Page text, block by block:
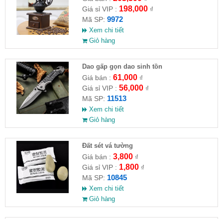
Giá sỉ VIP : 198,000₫
Mã SP: 9972
Xem chi tiết
Giỏ hàng
Dao gấp gọn dao sinh tồn
Giá bán : 61,000₫
Giá sỉ VIP : 56,000₫
Mã SP: 11513
Xem chi tiết
Giỏ hàng
Đất sét vá tường
Giá bán : 3,800₫
Giá sỉ VIP : 1,800₫
Mã SP: 10845
Xem chi tiết
Giỏ hàng